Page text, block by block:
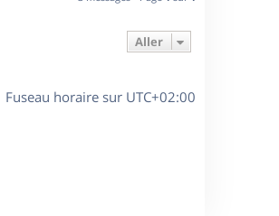
t
Aller
Fuseau horaire sur UTC+02:00